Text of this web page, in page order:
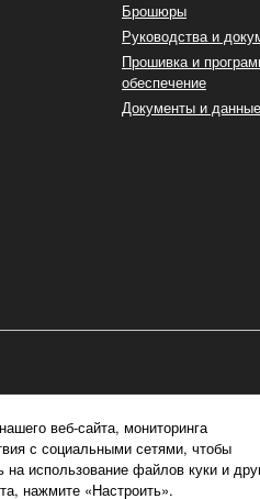
Брошюры
Руководства и
Прошивка и
обеспечение
Документы и данные
веб-сайта, мониторинга
с социальными сетями, чтобы
использование файлов куки и
нажмите «Настроить».